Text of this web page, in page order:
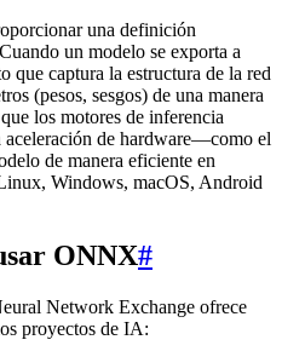
una definición
un modelo se exporta a
captura la estructura de la red
(pesos, sesgos) de una manera
los motores de inferencia
aceleración de hardware—como el
de manera eficiente en
Windows, macOS, Android
ONNX#
Network Exchange ofrece
proyectos de IA: